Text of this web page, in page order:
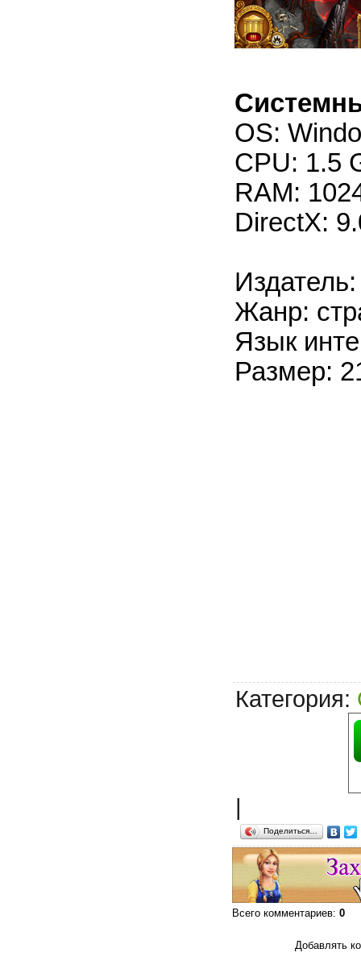
OS:
CPU: 1.5
RAM:
DirectX:
Жанр:
Язык
Размер:
Категория:
|
Поделиться…
Всего комментариев: 0
Добавлять